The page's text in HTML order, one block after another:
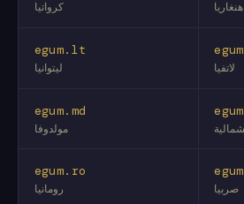
كرواتيا هنغاريا
egum.lt
ليتوانيا لاتفيا
egum.md
مولدوفا
egum.ro
رومانيا صربيا